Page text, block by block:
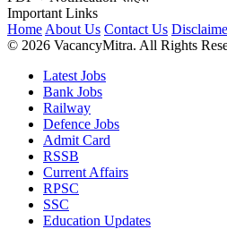
Important Links
Home About Us Contact Us
© 2026 VacancyMitra. All Rights
Latest Jobs
Bank Jobs
Railway
Defence Jobs
Admit Card
RSSB
Current Affairs
RPSC
SSC
Education Updates